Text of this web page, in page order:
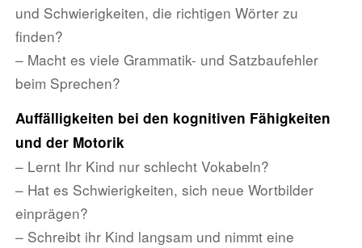
und Schwierigkeiten, die richtigen Wörter zu
finden?
– Macht es viele Grammatik- und Satzbaufehler
beim Sprechen?
Auffälligkeiten bei den kognitiven Fähigkeiten
und der Motorik
– Lernt Ihr Kind nur schlecht Vokabeln?
– Hat es Schwierigkeiten, sich neue Wortbilder
einprägen?
– Schreibt ihr Kind langsam und nimmt eine